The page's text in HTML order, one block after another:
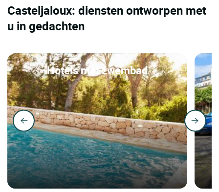
Casteljaloux: diensten ontworpen met
u in gedachten
Hotels met zwembad